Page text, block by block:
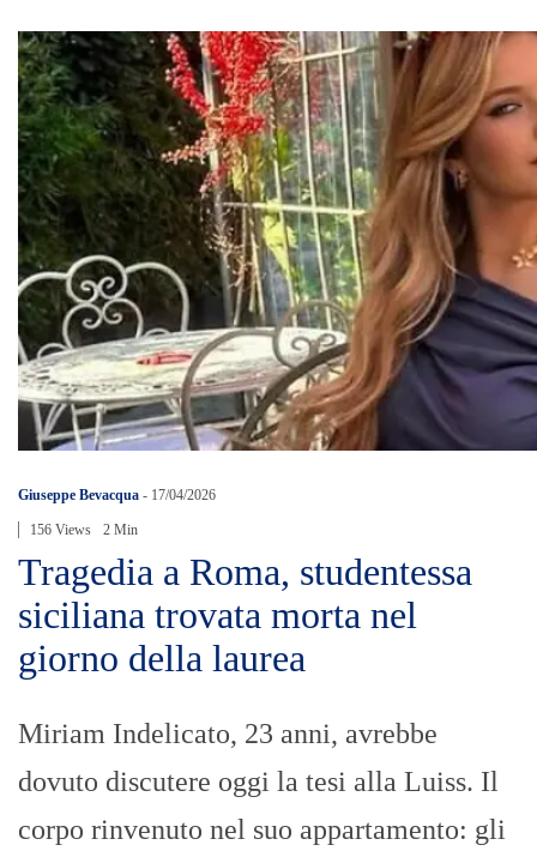
Giuseppe Bevacqua - 17/04/2026
156 Views 2 Min
Tragedia a Roma, studentessa
siciliana trovata morta nel
giorno della laurea
Miriam Indelicato, 23 anni, avrebbe
dovuto discutere oggi la tesi alla Luiss. Il
corpo rinvenuto nel suo appartamento: gli